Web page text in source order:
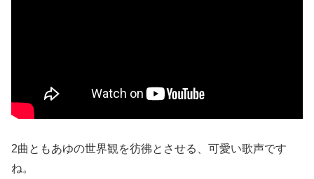
2曲ともあゆの世界観を彷彿とさせる、可愛い歌声です
ね。